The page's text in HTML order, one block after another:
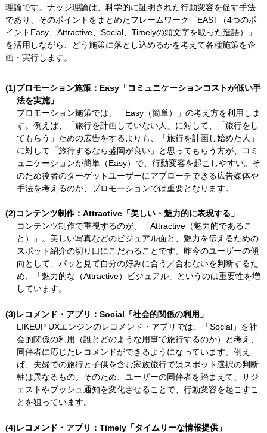
理論です。ナッジ理論は、科学的に証明された行動変容を促す手法
であり、そのポイントをまとめたフレームワーク「EAST（4つのポ
イントEasy、Attractive、Social、Timelyの頭文字を取った造語）」
を活用しながら、どう施策に落とし込めるかを考えて各種施策を企
画・実行します。
(1)プロモーション施策：Easy「コミュニケーションコストが低い手
法を実施」
プロモーション施策では、「Easy（簡単）」の考え方を利用しま
す。例えば、「旅行を計画していない人」に対して、「旅行をし
てもらう」ための広告をするよりも、「旅行を計画し始めた人」
に対して「旅行するなら盛岡が良い」と思ってもらう方が、コミ
ュニケーションが簡単（Easy）で、行動変容を起こしやすい。そ
のため後者のターゲットユーザーにアプローチできる広告媒体や
手法を考えるのが、プロモーションでは重要となります。
(2)コンテンツ制作：Attractive「美しい・魅力的に表現する」
コンテンツ制作で重視するのが、「Attractive（魅力的であるこ
と）」。美しい写真などのビジュアル面と、魅力を伝えるための
スポット紹介の切り口にこだわることです。昨今のユーザーの傾
向として、パッと見て自分の好みに合う／合わないを判断するた
め、「魅力的な（Attractive）ビジュアル」というのは重要性を増
しています。
(3)レコメンド・アプリ：Social「社会的関係の利用」
LIKEUP UXエンジンのレコメンド・アプリでは、「Social」を社
会的関係の利用（誰とどのような用事で旅行するのか）と考え、
同伴者に応じたレコメンドができるようになっています。例え
ば、夫婦での旅行と子供を含む家族旅行ではスポット選択の判断
軸は異なるもの。そのため、ユーザーの同伴者を踏まえて、サジ
ェストやプッシュ通知を変化させることで、行動変容を起こすこ
とを狙っています。
(4)レコメンド・アプリ：Timely「タイムリーな情報提供」